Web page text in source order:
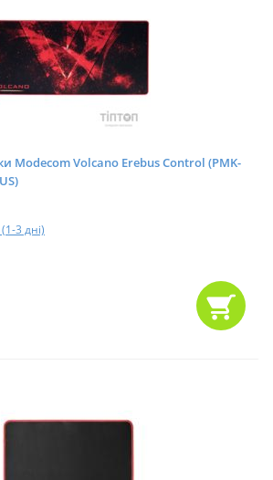
Modecom Volcano Erebus Control (PMK-
3 дні)